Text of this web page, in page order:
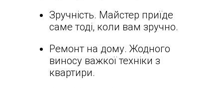
Зручність. Майстер приїде
саме тоді, коли вам зручно.
Ремонт на дому. Жодного
виносу важкої техніки з
квартири.